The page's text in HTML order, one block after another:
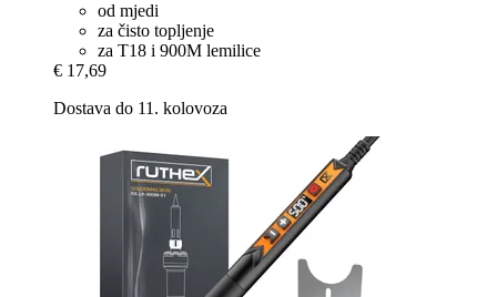
od mjedi
za čisto topljenje
za T18 i 900M lemilice
€ 17,69
Dostava do 11. kolovoza